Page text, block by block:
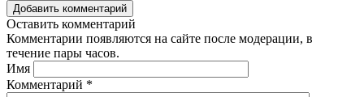
Добавить комментарий
Оставить комментарий
Комментарии появляются на сайте после модерации, в
течение пары часов.
Имя
Комментарий *